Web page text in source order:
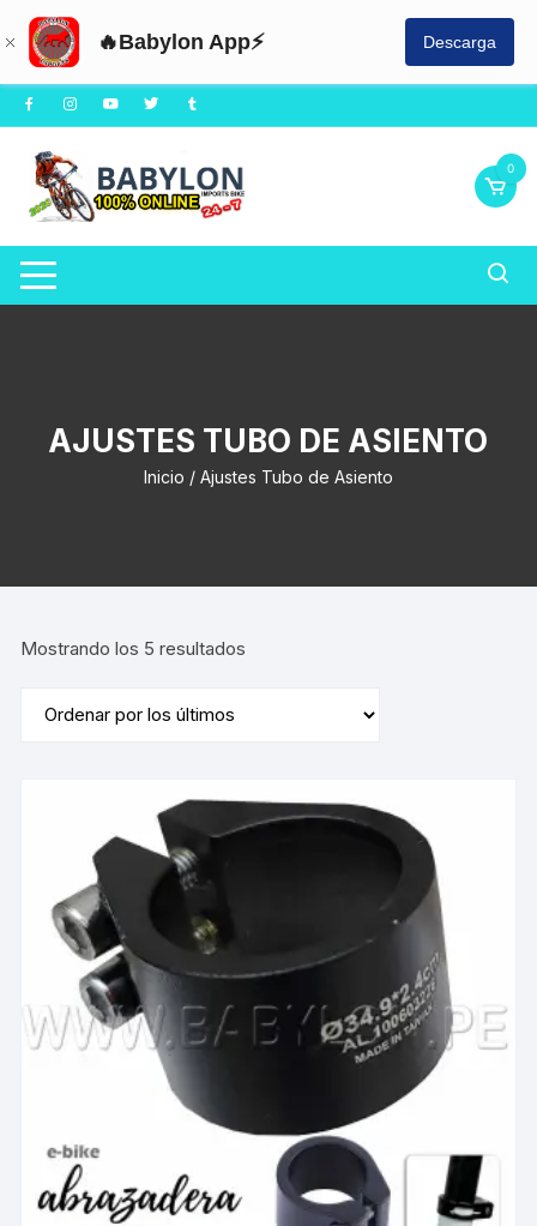
🔥Babylon App⚡ Descarga
Saltar
al
contenido
0
AJUSTES TUBO DE ASIENTO
Inicio / Ajustes Tubo de Asiento
Mostrando los 5 resultados